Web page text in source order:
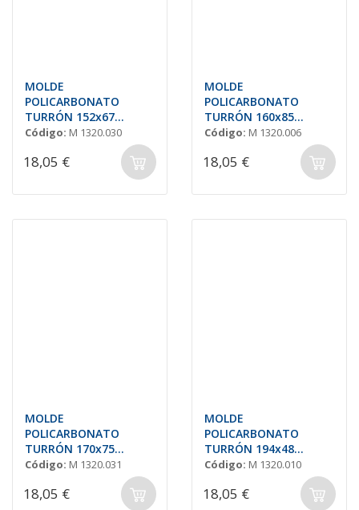
MOLDE
POLICARBONATO
TURRÓN 152x67
H=19mm (3und.)
Código: M 1320.030
18,05 €
MOLDE
POLICARBONATO
TURRÓN 160x85
H=20mm (3 und.)
Código: M 1320.006
18,05 €
MOLDE
POLICARBONATO
TURRÓN 170x75
H=18mm (2und.)
Código: M 1320.031
18,05 €
MOLDE
POLICARBONATO
TURRÓN 194x48
H=17mm (2und.)
Código: M 1320.010
18,05 €